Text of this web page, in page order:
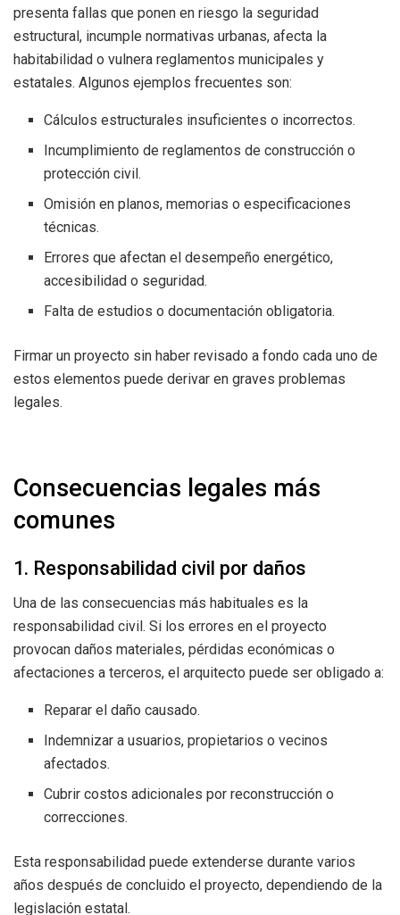
presenta fallas que ponen en riesgo la seguridad
estructural, incumple normativas urbanas, afecta la
habitabilidad o vulnera reglamentos municipales y
estatales. Algunos ejemplos frecuentes son:
Cálculos estructurales insuficientes o incorrectos.
Incumplimiento de reglamentos de construcción o
protección civil.
Omisión en planos, memorias o especificaciones
técnicas.
Errores que afectan el desempeño energético,
accesibilidad o seguridad.
Falta de estudios o documentación obligatoria.
Firmar un proyecto sin haber revisado a fondo cada uno de
estos elementos puede derivar en graves problemas
legales.
Consecuencias legales más
comunes
1. Responsabilidad civil por daños
Una de las consecuencias más habituales es la
responsabilidad civil. Si los errores en el proyecto
provocan daños materiales, pérdidas económicas o
afectaciones a terceros, el arquitecto puede ser obligado a:
Reparar el daño causado.
Indemnizar a usuarios, propietarios o vecinos
afectados.
Cubrir costos adicionales por reconstrucción o
correcciones.
Esta responsabilidad puede extenderse durante varios
años después de concluido el proyecto, dependiendo de la
legislación estatal.